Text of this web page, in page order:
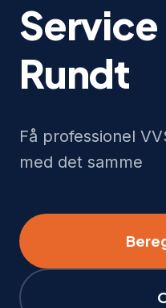
Rundt
Få professionel
med det samme